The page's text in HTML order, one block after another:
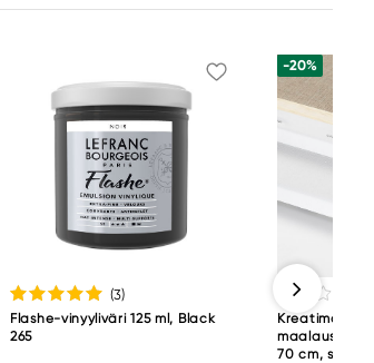
(3)
Flashe-vinyyliväri 125 ml, Black
265
-20%
Kreatima
70 cm,